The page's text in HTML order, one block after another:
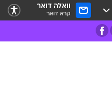
וואלה דואר
קרא דואר